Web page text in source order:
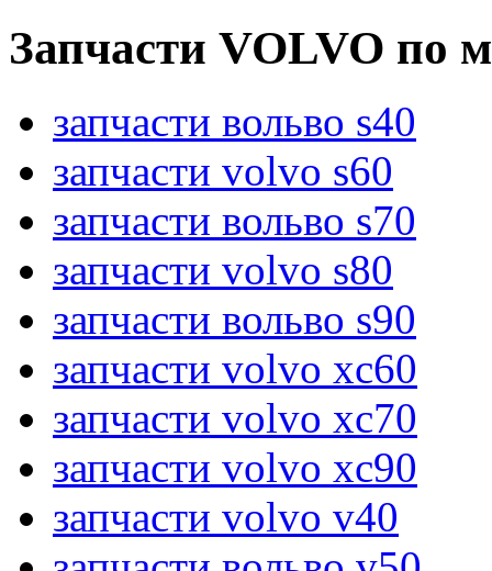
Запчасти VOLVO по
запчасти вольво s40
запчасти volvo s60
запчасти вольво s70
запчасти volvo s80
запчасти вольво s90
запчасти volvo xc60
запчасти volvo xc70
запчасти volvo xc90
запчасти volvo v40